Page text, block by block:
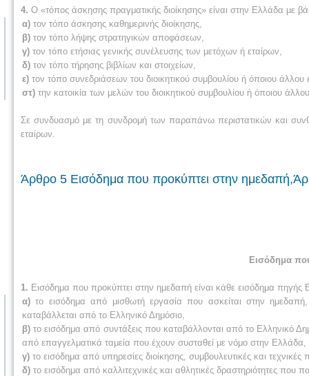
4. Ο «τόπος άσκησης πραγματικής διοίκησης» είναι στην Ελλάδα με
α) τον τόπο άσκησης καθημερινής διοίκησης,
β) τον τόπο λήψης στρατηγικών αποφάσεων,
γ) τον τόπο ετήσιας γενικής συνέλευσης των μετόχων ή εταίρων,
δ) τον τόπο τήρησης βιβλίων και στοιχείων,
ε) τον τόπο συνεδριάσεων του διοικητικού συμβουλίου ή όποιου άλλου
στ) την κατοικία των μελών του διοικητικού συμβουλίου ή όποιου
Σε συνδυασμό με τη συνδρομή των παραπάνω περιστατικών και
εταίρων.
Άρθρο 5 Εισόδημα που προκύπτει στην
Εισόδημα
1. Εισόδημα που προκύπτει στην ημεδαπή είναι κάθε εισόδημα πηγής
α) το εισόδημα από μισθωτή εργασία που ασκείται στην
καταβάλλεται από το Ελληνικό Δημόσιο,
β) το εισόδημα από συντάξεις που καταβάλλονται από το Ελληνικό
από επαγγελματικά ταμεία που έχουν συσταθεί με νόμο στην Ελλάδα,
γ) το εισόδημα από υπηρεσίες διοίκησης, συμβουλευτικές και
δ) το εισόδημα από καλλιτεχνικές και αθλητικές δραστηριότητες που